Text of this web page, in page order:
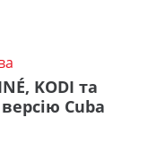
KODI та
Cuba